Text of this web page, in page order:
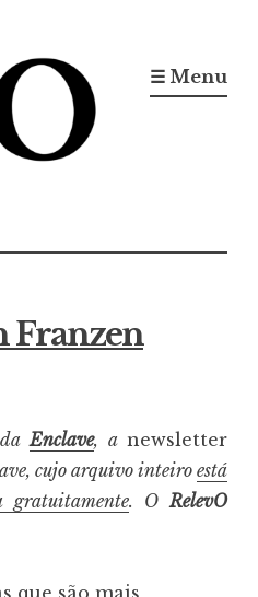
☰ Menu
Franzen
Enclave, anewsletter
cujo arquivo inteiro está
gratuitamente. ORelevO